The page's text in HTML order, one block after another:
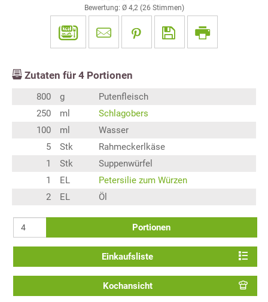
Bewertung: Ø 4,2(26 Stimmen)
Zutaten für 4 Portionen
800 g
Putenfleisch
250
ml
Schlagobers
100
ml
Wasser
5
Stk
Rahmeckerlkäse
1
Stk
Suppenwürfel
1
EL
Petersilie zum Würzen
2
EL Öl
Portionen
Einkaufsliste
Kochansicht